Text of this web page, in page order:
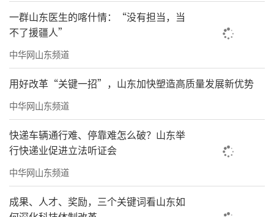
一群山东医生的喀什情：“没有担当，当
不了援疆人”
中华网山东频道
用好改革“关键一招”，山东加快塑造高质量发展新优势
中华网山东频道
快递车辆通行难、停靠难怎么破？山东举
行快递业促进立法听证会
中华网山东频道
成果、人才、奖励，三个关键词看山东如